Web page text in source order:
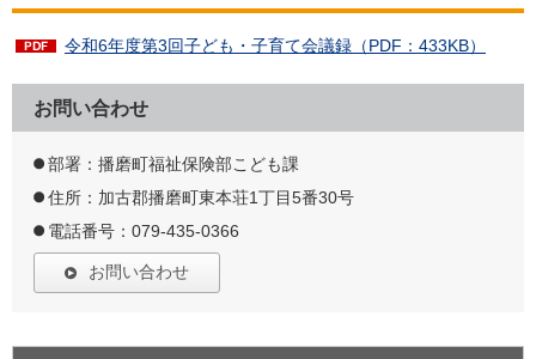
令和6年度第3回子ども・子育て会議録（PDF：433KB）
お問い合わせ
部署：播磨町福祉保険部こども課
住所：加古郡播磨町東本荘1丁目5番30号
電話番号：079-435-0366
お問い合わせ